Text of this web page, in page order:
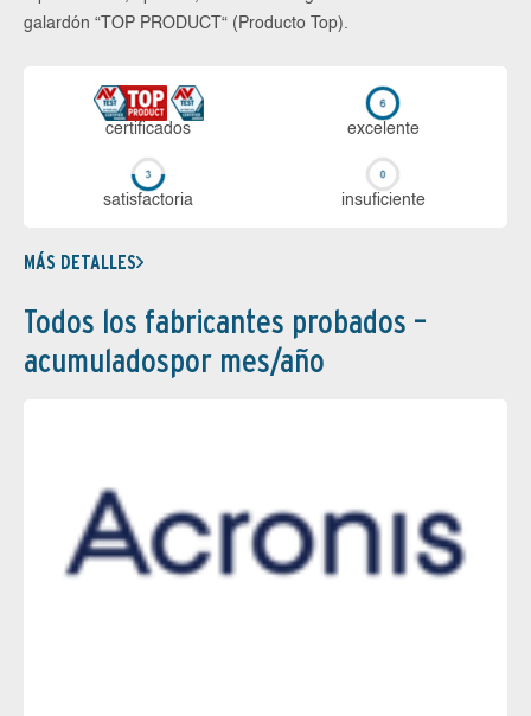
galardón “TOP PRODUCT“ (Producto Top).
certi­ficados ex­ce­len­te
sa­tis­fac­to­ria in­su­fi­cien­te
MÁS DETALLES
Todos los fabricantes probados –
acumuladospor mes/año